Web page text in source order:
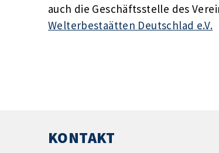
auch die Geschäftsstelle des
Welterbestaätten Deutschlad e.V.
KONTAKT